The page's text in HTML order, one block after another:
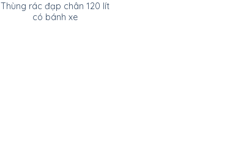
Thùng rác đạp chân 120 lít
có bánh xe